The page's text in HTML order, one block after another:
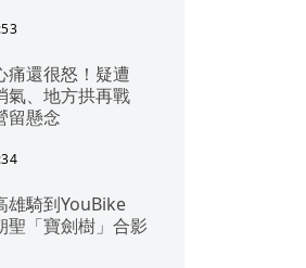
痛還很怒！疑遭
氣、地方拱再戰
留懸念
雄騎到YouBike
「寶劍樹」合影